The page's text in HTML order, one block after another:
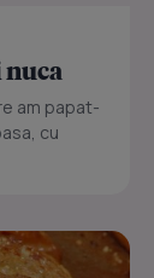
nuca
am papat-
cu